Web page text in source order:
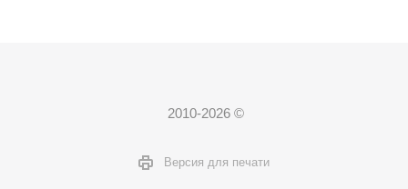
2010-2026 ©
Версия для печати